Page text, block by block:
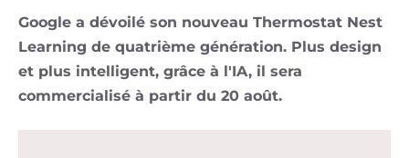
Google a dévoilé son nouveau Thermostat Nest
Learning de quatrième génération. Plus design
et plus intelligent, grâce à l'IA, il sera
commercialisé à partir du 20 août.